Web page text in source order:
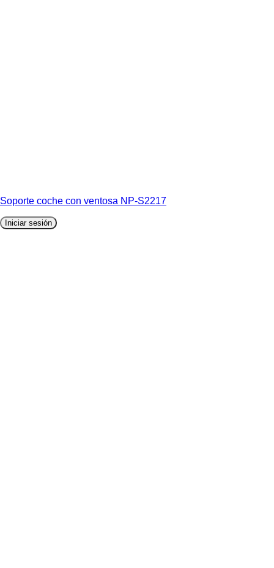
Soporte coche con ventosa NP-S2217
Iniciar sesión